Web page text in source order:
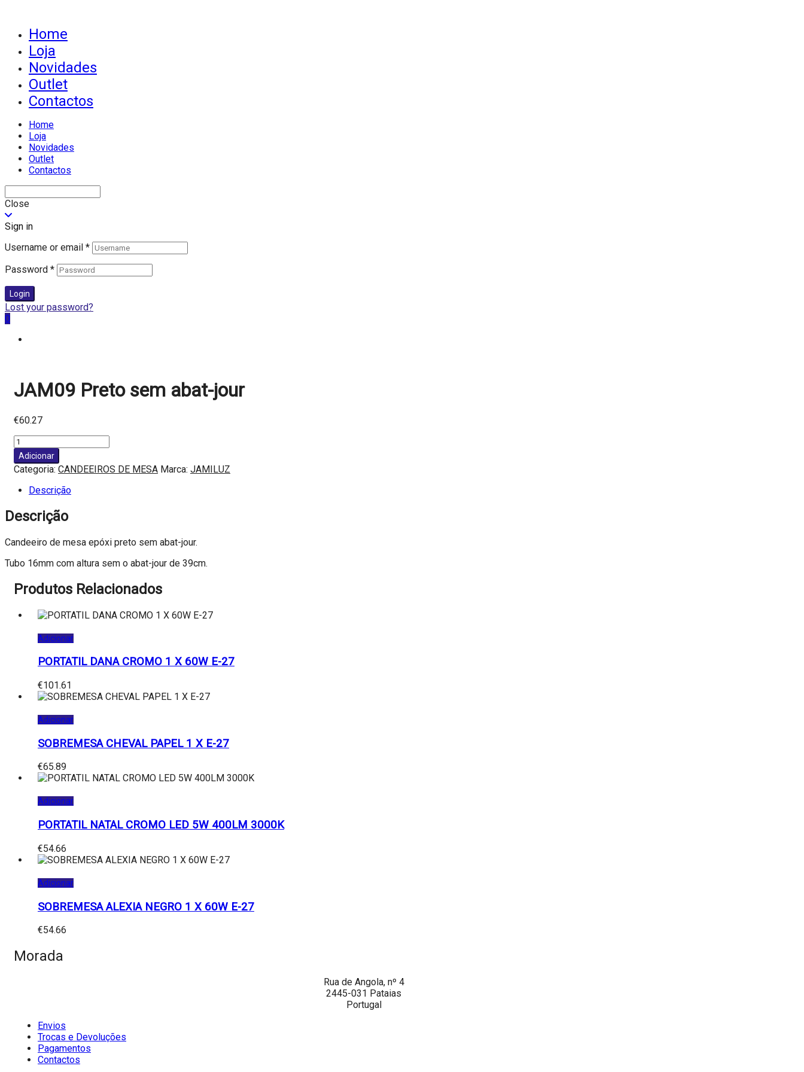
Home
Loja
Novidades
Outlet
Contactos
Home
Loja
Novidades
Outlet
Contactos
Close
Sign in
Username or email *
Password *
Login
Lost your password?
0
JAM09 Preto sem abat-jour
€60.27
Quantidade
de
JAM09
Preto
sem
abat-
Adicionar
Categoria: CANDEEIROS DE MESA Marca: JAMILUZ
Descrição
Descrição
Candeeiro de mesa epóxi preto sem abat-jour.
Tubo 16mm com altura sem o abat-jour de 39cm.
Produtos Relacionados
Adicionar
PORTATIL DANA CROMO 1 X 60W E-27
€101.61
Adicionar
SOBREMESA CHEVAL PAPEL 1 X E-27
€65.89
Adicionar
PORTATIL NATAL CROMO LED 5W 400LM 3000K
€54.66
Adicionar
SOBREMESA ALEXIA NEGRO 1 X 60W E-27
€54.66
Morada
Rua de Angola, nº 4
2445-031 Pataias
Portugal
Envios
Trocas e Devoluções
Pagamentos
Contactos